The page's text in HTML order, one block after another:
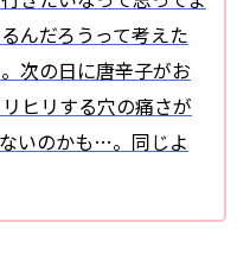
んだろうって考えた
次の日に唐辛子がお
ヒリする穴の痛さが
いのかも…。同じよ